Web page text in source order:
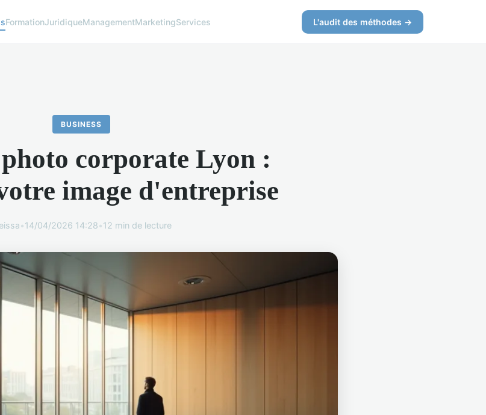
FormationJuridiqueManagementMarketingServices L'audit des méthodes →
BUSINESS
corporate Lyon :
image d'entreprise
•14/04/2026 14:28•12 min de lecture